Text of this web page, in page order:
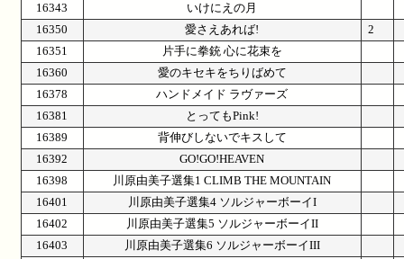
16343
いけにえの月
16350
愛さえあれば!
2
16351
片手に拳銃 心に花束を
16360
愛のキセキをちりばめて
16378
ハンドメイド ラヴァーズ
16381
とってもPink!
16389
背伸びしないでキスして
16392
GO!GO!HEAVEN
16398
川原由美子選集1 CLIMB THE MOUNTAIN
16401
川原由美子選集4 ソルジャーボーイI
16402
川原由美子選集5 ソルジャーボーイII
16403
川原由美子選集6 ソルジャーボーイIII